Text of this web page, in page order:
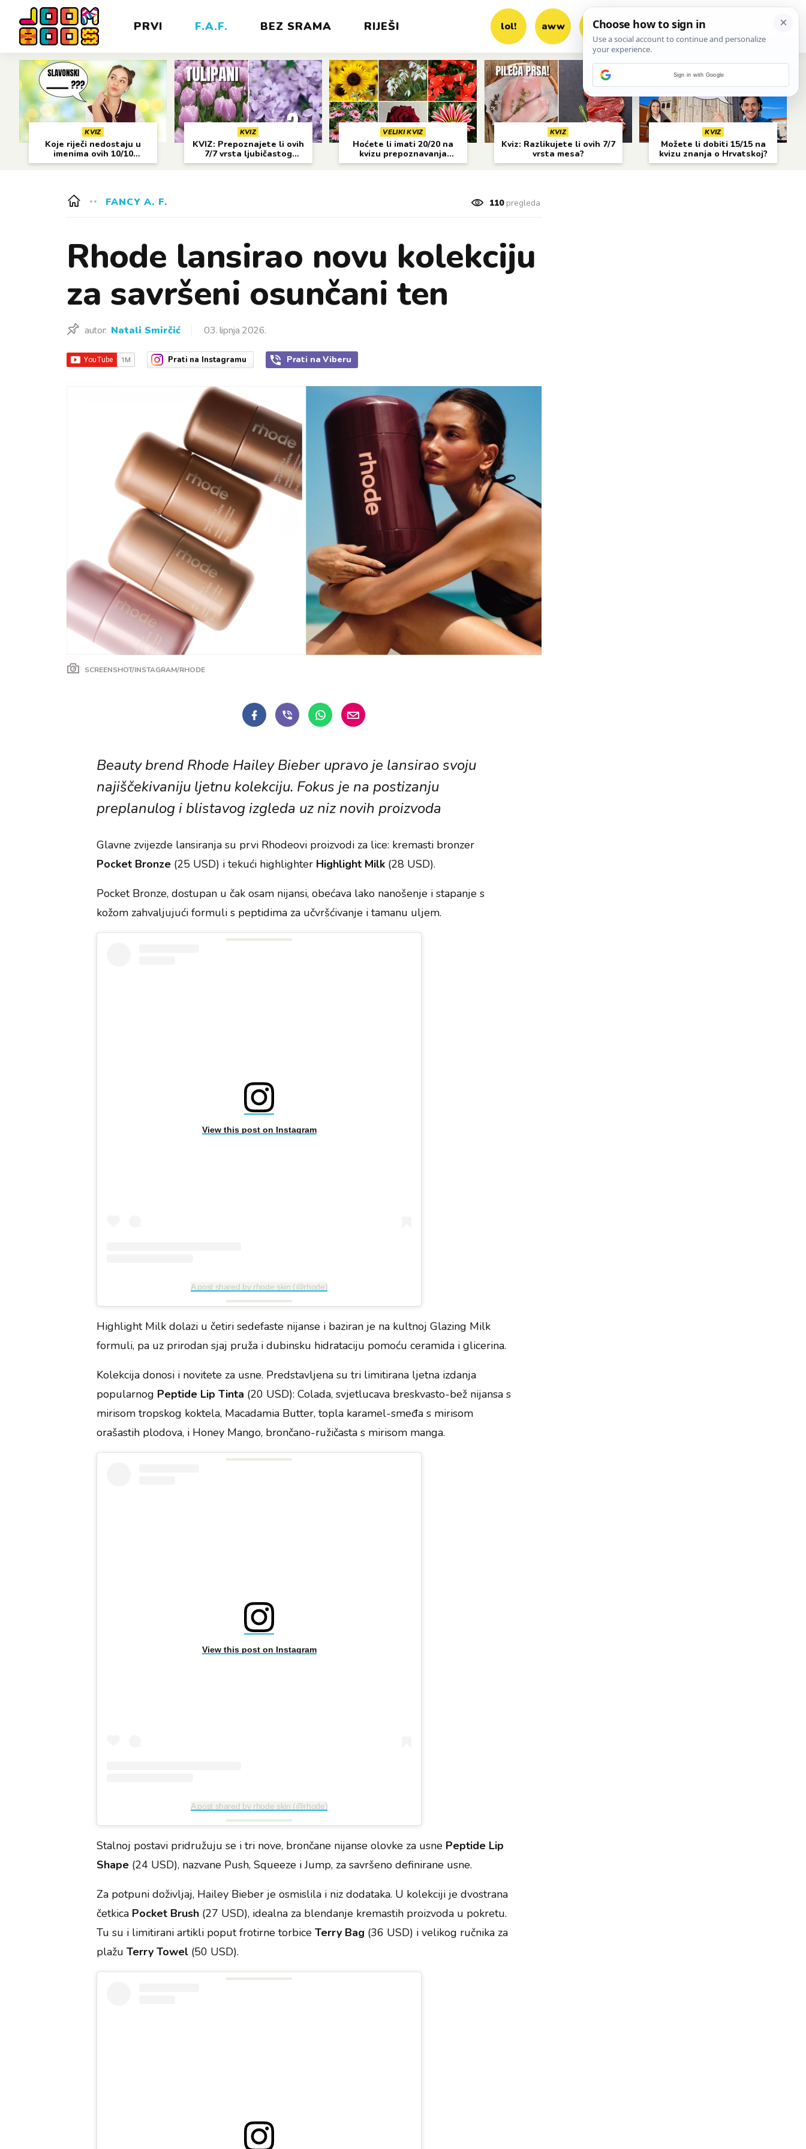
PRVI F.A.F. BEZ SRAMA RIJEŠI lol! aww vrh! woot?!
KVIZ
Koje riječi nedostaju u
imenima ovih 10/10
gradova?
KVIZ
KVIZ: Prepoznajete li ovih
7/7 vrsta ljubičastog
cvijeća?
VELIKI KVIZ
Hoćete li imati 20/20 na
kvizu prepoznavanja
cvijeća?
KVIZ
Kviz: Razlikujete li ovih 7/7
vrsta mesa?
KVIZ
Možete li dobiti 15/15 na
kvizu znanja o Hrvatskoj?
FANCY A. F. 110pregleda
Rhode lansirao novu kolekciju
za savršeni osunčani ten
autor: Natali Smirčić 03. lipnja 2026.
Prati na Instagramu Prati na Viberu
SCREENSHOT/INSTAGRAM/RHODE
Beauty brend Rhode Hailey Bieber upravo je lansirao svoju
najiščekivaniju ljetnu kolekciju. Fokus je na postizanju
preplanulog i blistavog izgleda uz niz novih proizvoda
Glavne zvijezde lansiranja su prvi Rhodeovi proizvodi za lice: kremasti bronzer
Pocket Bronze (25 USD) i tekući highlighter Highlight Milk (28 USD).
Pocket Bronze, dostupan u čak osam nijansi, obećava lako nanošenje i stapanje s
kožom zahvaljujući formuli s peptidima za učvršćivanje i tamanu uljem.
View this post on Instagram
A post shared by rhode skin (@rhode)
Highlight Milk dolazi u četiri sedefaste nijanse i baziran je na kultnoj Glazing Milk
formuli, pa uz prirodan sjaj pruža i dubinsku hidrataciju pomoću ceramida i glicerina.
Kolekcija donosi i novitete za usne. Predstavljena su tri limitirana ljetna izdanja
popularnog Peptide Lip Tinta (20 USD): Colada, svjetlucava breskvasto-bež nijansa s
mirisom tropskog koktela, Macadamia Butter, topla karamel-smeđa s mirisom
orašastih plodova, i Honey Mango, brončano-ružičasta s mirisom manga.
View this post on Instagram
A post shared by rhode skin (@rhode)
Stalnoj postavi pridružuju se i tri nove, brončane nijanse olovke za usne Peptide Lip
Shape (24 USD), nazvane Push, Squeeze i Jump, za savršeno definirane usne.
Za potpuni doživljaj, Hailey Bieber je osmislila i niz dodataka. U kolekciji je dvostrana
četkica Pocket Brush (27 USD), idealna za blendanje kremastih proizvoda u pokretu.
Tu su i limitirani artikli poput frotirne torbiceTerry Bag (36 USD) i velikog ručnika za
plažuTerry Towel (50 USD).
Sign in with Google